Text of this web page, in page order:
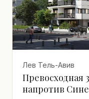
Лев Тель-Авив
Превосходная
напротив